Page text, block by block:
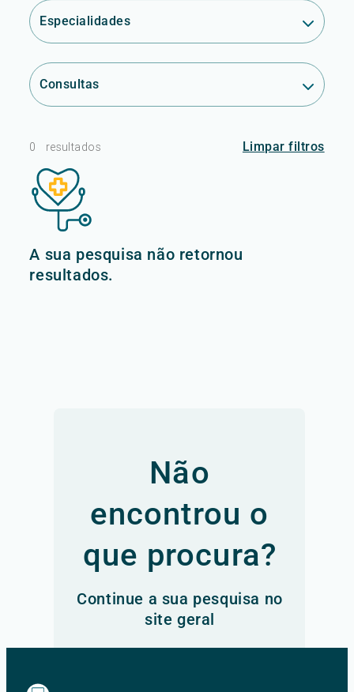
Especialidades
Consultas
0 resultados Limpar filtros
A sua pesquisa não retornou
resultados.
Não
encontrou o
que procura?
Continue a sua pesquisa no
site geral